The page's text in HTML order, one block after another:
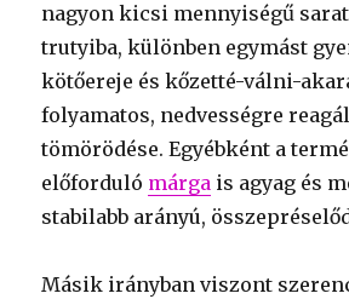
nagyon kicsi mennyiségű
trutyiba, különben egymást
kötőereje és kőzetté-válni-
folyamatos, nedvességre
tömörödése. Egyébként a
előforduló márga is agyag és
stabilabb arányú,
Másik irányban viszont